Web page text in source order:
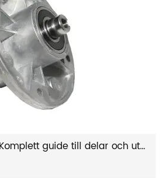
Gräsklipparspindel: Komplett guide till delar och utbyte